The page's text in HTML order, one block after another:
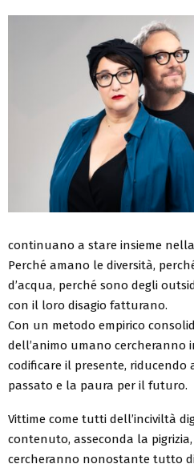
continuano a stare insieme
Perché amano le diversità,
d’acqua, perché sono degli
con il loro disagio fatturano.
Con un metodo empirico
dell’animo umano cercheranno
codificare il presente,
passato e la paura per il futuro.
Vittime come tutti dell’inciviltà
contenuto, asseconda la
cercheranno nonostante tutto